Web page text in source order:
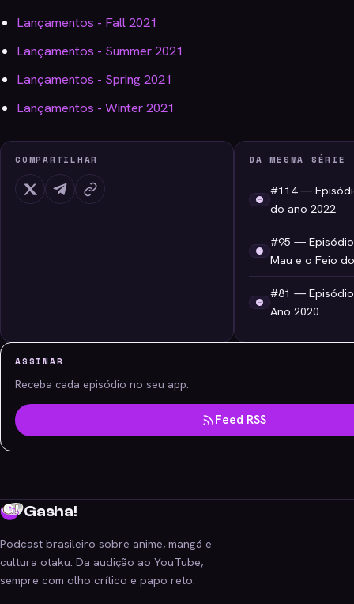
Lançamentos - Fall 2021
Lançamentos - Summer 2021
Lançamentos - Spring 2021
Lançamentos - Winter 2021
COMPARTILHAR DA MESMA SÉRIE
#114 —
do ano 2022
#95 — Episódio
Mau e o Feio
#81 —
Ano 2020
ASSINAR
Receba cada episódio no seu app.
Feed RSS
Gasha!
Podcast brasileiro sobre anime, mangá e
cultura otaku. Da audição ao YouTube,
sempre com olho crítico e papo reto.